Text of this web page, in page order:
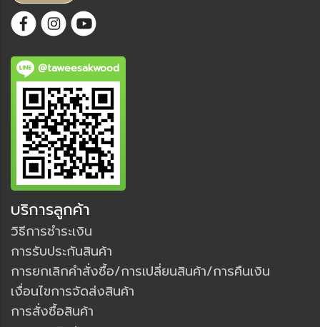
@taweesakwood
บริการลูกค้า
วิธีการชำระเงิน
การรับประกันสินค้า
การยกเลิกคำสั่งซื้อ/การเปลี่ยนสินค้า/การคืนเงิน
เงื่อนไขการจัดส่งสินค้า
การสั่งซื้อสินค้า